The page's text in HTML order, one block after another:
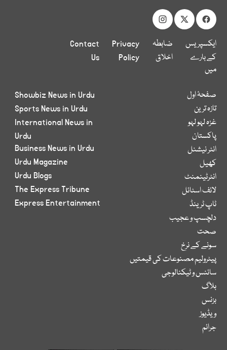
ایکسپریس
کے بارے
میں
ضابطہ
اخلاق
Privacy
Policy
Contact
Us
صفحۂ اول
تازہ ترین
غزہ لہو لہو
پاکستان
انٹر نیشنل
کھیل
انٹرٹینمنٹ
لائف اسٹائل
ٹاپ ٹرینڈ
دلچسپ و عجیب
صحت
سونے کے نرخ
پیٹرولیم مصنوعات کی قیمتیں
سائنس و ٹیکنالوجی
بلاگ
بزنس
ویڈیوز
جرائم
Showbiz News in Urdu
Sports News in Urdu
International News in
Urdu
Business News in Urdu
Urdu Magazine
Urdu Blogs
The Express Tribune
Express Entertainment